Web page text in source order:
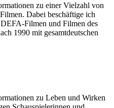
zu einer Vielzahl von
Dabei beschäftige ich
Filmen und Filmen des
1990 mit gesamtdeutschen
zu Leben und Wirken